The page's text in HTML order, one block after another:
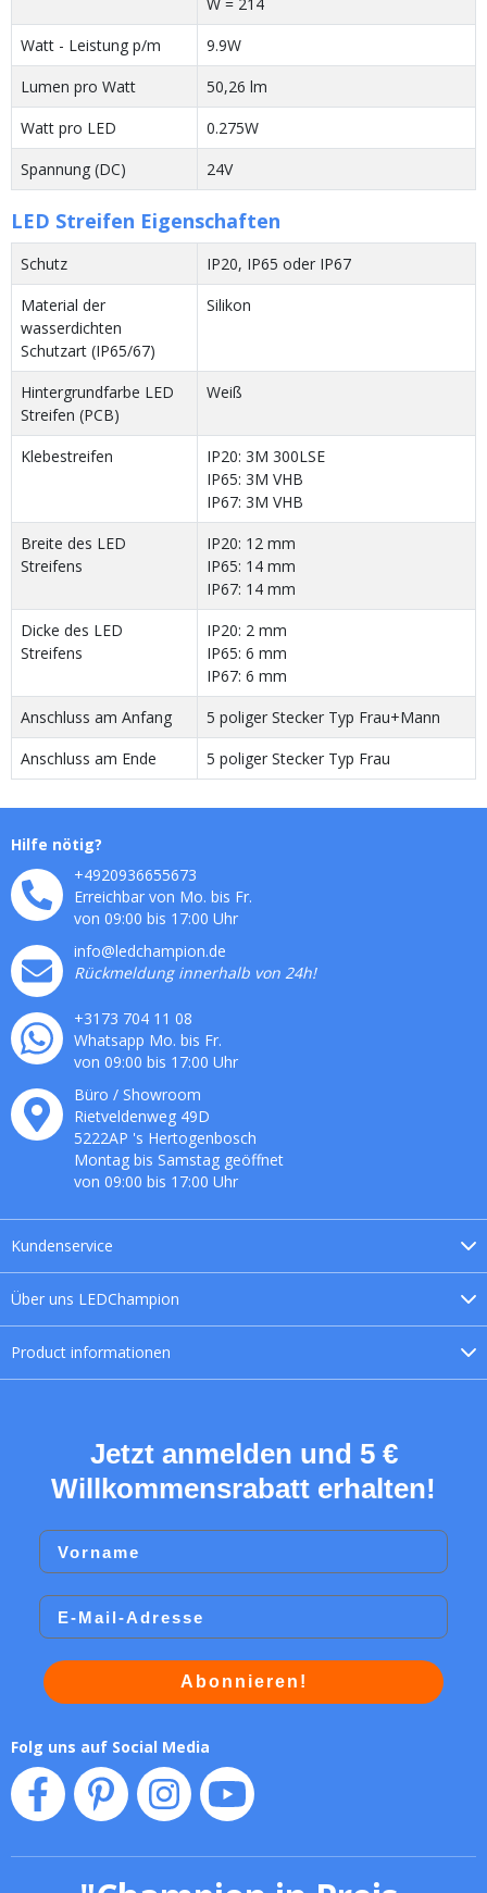
Watt - Leistung p/m
9.9W
Lumen pro Watt
50,26 lm
Watt pro LED
0.275W
Spannung (DC)
24V
LED Streifen Eigenschaften
Schutz
IP20, IP65 oder IP67
Material der
wasserdichten
Schutzart (IP65/67)
Silikon
Hintergrundfarbe LED
Streifen (PCB)
Weiß
Klebestreifen
IP20: 3M 300LSE
IP65: 3M VHB
IP67: 3M VHB
Breite des LED
Streifens
IP20: 12 mm
IP65: 14 mm
IP67: 14 mm
Dicke des LED
Streifens
IP20: 2 mm
IP65: 6 mm
IP67: 6 mm
Anschluss am Anfang
5 poliger Stecker Typ Frau+Mann
Anschluss am Ende
5 poliger Stecker Typ Frau
Über uns LEDChampion
Product informationen
Kundenservice
Hilfe nötig?
+4920936655673
Erreichbar von Mo. bis Fr.
von 09:00 bis 17:00 Uhr
info@ledchampion.de
Rückmeldung innerhalb von 24h!
+3173 704 11 08
Whatsapp Mo. bis Fr.
von 09:00 bis 17:00 Uhr
Büro / Showroom
Rietveldenweg 49D
5222AP 's Hertogenbosch
Montag bis Samstag geöffnet
von 09:00 bis 17:00 Uhr
Jetzt anmelden und 5 €
Willkommensrabatt erhalten!
Vorname
Email
Abonnieren!
Folg uns auf Social Media